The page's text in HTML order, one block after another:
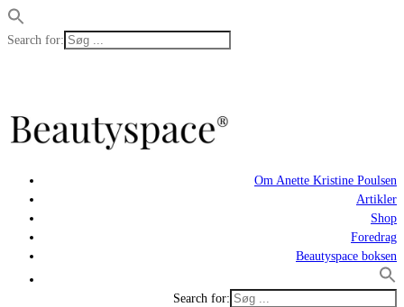
Search for:
Om Anette Kristine Poulsen
Artikler
Shop
Foredrag
Beautyspace boksen
Search for: